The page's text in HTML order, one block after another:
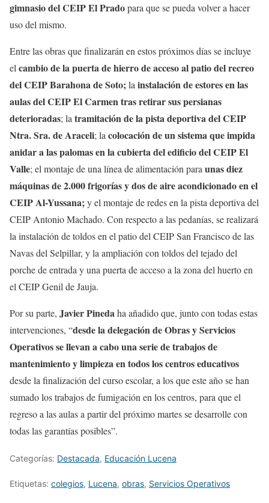
gimnasio del CEIP El Pradopara que se pueda volver a hacer
uso del mismo.
Entre las obras que finalizarán en estos próximos días se incluye
elcambio de la puerta de hierro de acceso al patio del recreo
del CEIP Barahona de Soto;lainstalación de estores en las
aulas del CEIP El Carmen tras retirar sus persianas
deterioradas; latramitación de la pista deportiva del CEIP
Ntra. Sra. de Araceli; lacolocación de un sistema que impida
anidar a las palomas en la cubierta del edificio del CEIP El
Valle; el montaje de una línea de alimentación paraunas diez
máquinas de 2.000 frigorías y dos de aire acondicionado en el
CEIP Al-Yussana;y el montaje de redes en la pista deportiva del
CEIP Antonio Machado. Con respecto a las pedanías, se realizará
la instalación de toldos en el patio del CEIP San Francisco de las
Navas del Selpillar, y la ampliación con toldos del tejado del
porche de entrada y una puerta de acceso a la zona del huerto en
el CEIP Genil de Jauja.
Por su parte, Javier Pinedaha añadido que, junto con todas estas
intervenciones, “desde la delegación de Obras y Servicios
Operativos se llevan a cabo una serie de trabajos de
mantenimiento y limpieza en todos los centros educativos
desde la finalización del curso escolar, a los que este año se han
sumado los trabajos de fumigación en los centros, para que el
regreso a las aulas a partir del próximo martes se desarrolle con
todas las garantías posibles”.
Categorías: Destacada, Educación Lucena
Etiquetas: colegios, Lucena, obras, Servicios Operativos